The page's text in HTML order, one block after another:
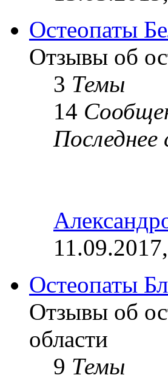
Остеопаты
Отзывы об
3 Темы
14
Последнее
Остеопаты
Отзывы об
области
9 Темы